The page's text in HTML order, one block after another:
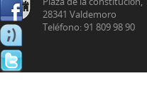
28341 Valdemoro
Teléfono: 91 809 98 90